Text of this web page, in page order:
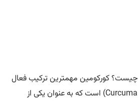
براستی خواص curcumin چیست؟ کورکومین مهمترین ترکیب فعال
موجود در زردچوبه (Curcuma longa) است که به عنوان یکی از